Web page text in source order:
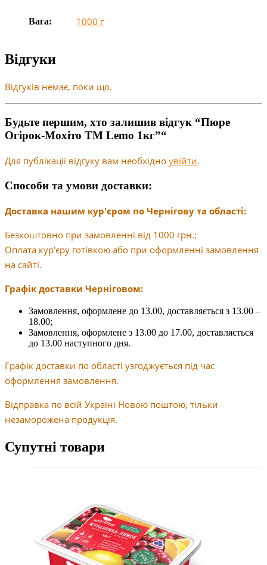
Вага: 1000 г
Відгуки
Відгуків немає, поки що.
Будьте першим, хто залишив відгук “Пюре
Огірок-Мохіто ТМ Lemo 1кг”“
Для публікації відгуку вам необхідно увійти.
Способи та умови доставки:
Доставка нашим кур'єром по Чернігову та області:
Безкоштовно при замовленні від 1000 грн.;
Оплата кур'єру готівкою або при оформленні замовлення
на сайті.
Графік доставки Черніговом:
Замовлення, оформлене до 13.00, доставляється з 13.00 –
18.00;
Замовлення, оформлене з 13.00 до 17.00, доставляється
до 13.00 наступного дня.
Графік доставки по області узгоджується під час
оформлення замовлення.
Відправка по всій Україні Новою поштою, тільки
незаморожена продукція.
Супутні товари